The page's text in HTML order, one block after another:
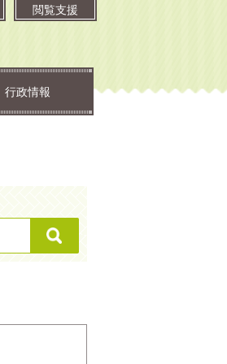
閲覧支援
行政情報